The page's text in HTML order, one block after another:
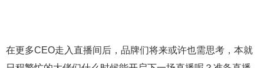
在更多CEO走入直播间后，品牌们将来或许也需思考，本就